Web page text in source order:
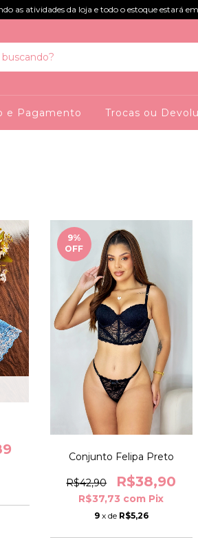
as atividades da loja e todo o estoque estará
e Pagamento Trocas ou
9%
OFF
Conjunto Felipa Preto
R$42,90 R$38,90
R$37,73 com Pix
9 x de R$5,26